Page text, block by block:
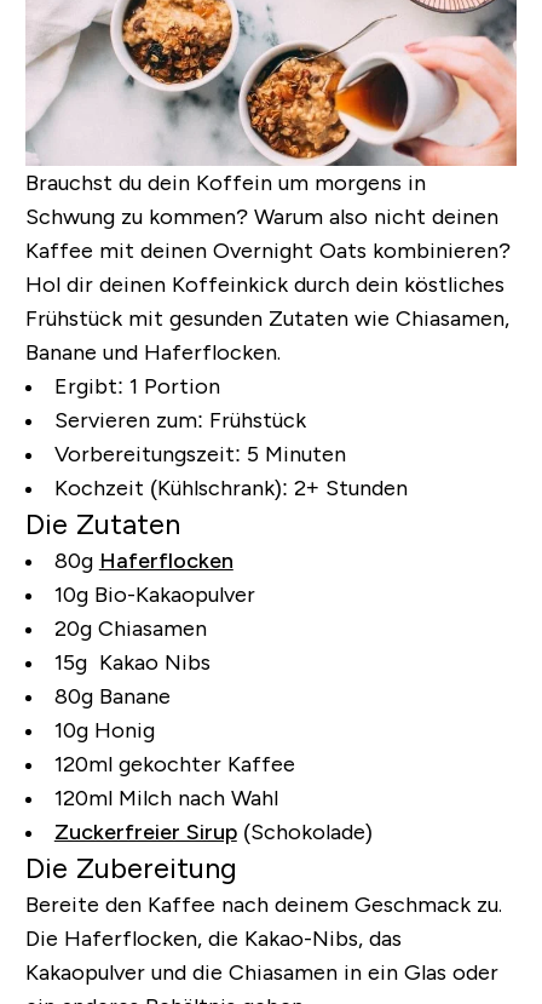
Brauchst du dein Koffein um morgens in
Schwung zu kommen? Warum also nicht deinen
Kaffee mit deinen Overnight Oats kombinieren?
Hol dir deinen Koffeinkick durch dein köstliches
Frühstück mit gesunden Zutaten wie Chiasamen,
Banane und Haferflocken.
Ergibt: 1 Portion
Servieren zum: Frühstück
Vorbereitungszeit: 5 Minuten
Kochzeit (Kühlschrank): 2+ Stunden
Die Zutaten
80g Haferflocken
10g Bio-Kakaopulver
20g Chiasamen
15g Kakao Nibs
80g Banane
10g Honig
120ml gekochter Kaffee
120ml Milch nach Wahl
Zuckerfreier Sirup(Schokolade)
Die Zubereitung
Bereite den Kaffee nach deinem Geschmack zu.
Die Haferflocken, die Kakao-Nibs, das
Kakaopulver und die Chiasamen in ein Glas oder